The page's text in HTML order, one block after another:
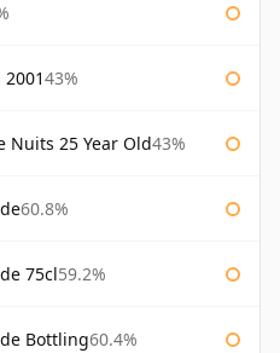
43%
Nuits 25 Year Old43%
60.8%
75cl59.2%
Bottling60.4%